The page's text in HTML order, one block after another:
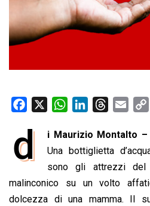
e
o
o
W
a
t
s
A
p
n
k
d
I
r
e
a
d
s
a
i
d i Maurizio Montalto –
Una bottiglietta
sono gli attrezzi del
malinconico su un volto
dolcezza di una mamma. Il